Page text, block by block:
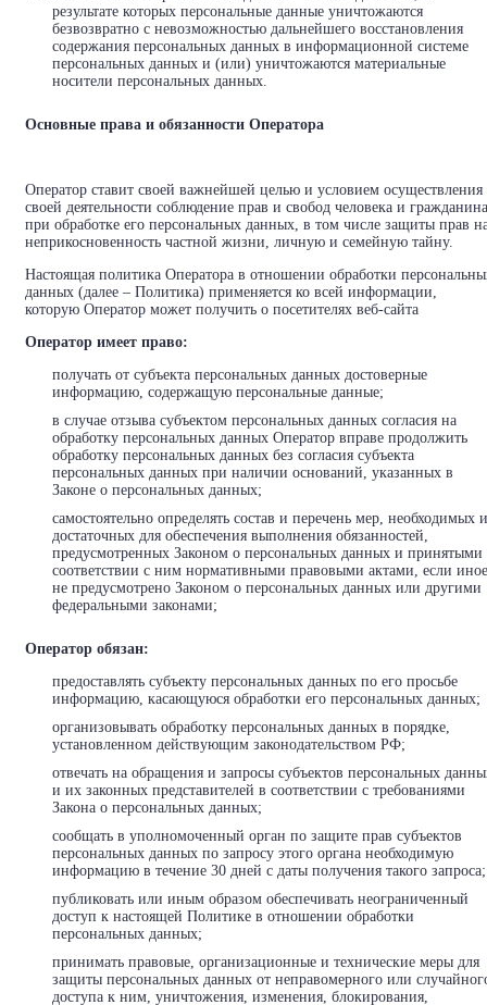
результате которых персональные данные уничтожаются
безвозвратно с невозможностью дальнейшего восстановления
содержания персональных данных в информационной системе
персональных данных и (или) уничтожаются материальные
носители персональных данных.
Основные права и обязанности Оператора
Оператор ставит своей важнейшей целью и условием осуществления
своей деятельности соблюдение прав и свобод человека и гражданина
при обработке его персональных данных, в том числе защиты прав
неприкосновенность частной жизни, личную и семейную тайну.
Настоящая политика Оператора в отношении обработки
данных (далее – Политика) применяется ко всей информации,
которую Оператор может получить о посетителях веб-сайта
Оператор имеет право:
получать от субъекта персональных данных достоверные
информацию, содержащую персональные данные;
в случае отзыва субъектом персональных данных согласия на
обработку персональных данных Оператор вправе продолжить
обработку персональных данных без согласия субъекта
персональных данных при наличии оснований, указанных в
Законе о персональных данных;
самостоятельно определять состав и перечень мер, необходимых и
достаточных для обеспечения выполнения обязанностей,
предусмотренных Законом о персональных данных и принятыми
соответствии с ним нормативными правовыми актами, если иное
не предусмотрено Законом о персональных данных или другими
федеральными законами;
Оператор обязан:
предоставлять субъекту персональных данных по его просьбе
информацию, касающуюся обработки его персональных данных;
организовывать обработку персональных данных в порядке,
установленном действующим законодательством РФ;
отвечать на обращения и запросы субъектов персональных
и их законных представителей в соответствии с требованиями
Закона о персональных данных;
сообщать в уполномоченный орган по защите прав субъектов
персональных данных по запросу этого органа необходимую
информацию в течение 30 дней с даты получения такого запроса;
публиковать или иным образом обеспечивать неограниченный
доступ к настоящей Политике в отношении обработки
персональных данных;
принимать правовые, организационные и технические меры для
защиты персональных данных от неправомерного или
доступа к ним, уничтожения, изменения, блокирования,